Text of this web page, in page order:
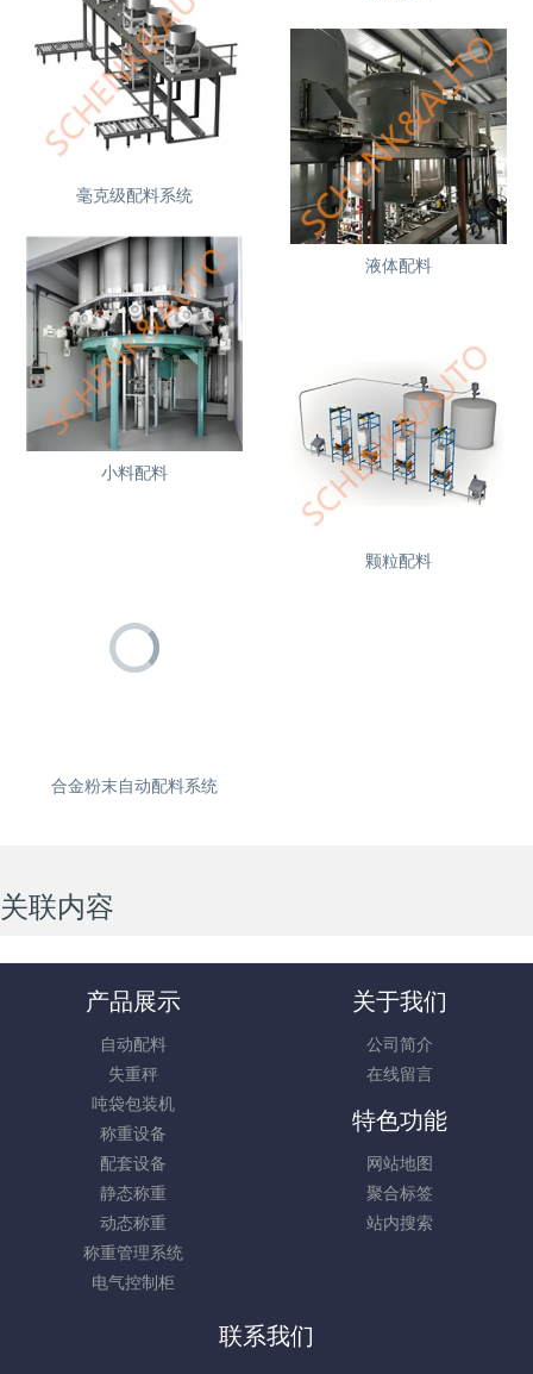
毫克级配料系统
液体配料
小料配料
颗粒配料
合金粉末自动配料系统
关联内容
产品展示
自动配料
失重秤
吨袋包装机
称重设备
配套设备
静态称重
动态称重
称重管理系统
电气控制柜
关于我们
公司简介
在线留言
特色功能
网站地图
聚合标签
站内搜索
联系我们